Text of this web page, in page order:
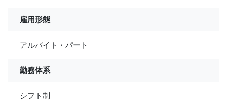
雇用形態
アルバイト・パート
勤務体系
シフト制